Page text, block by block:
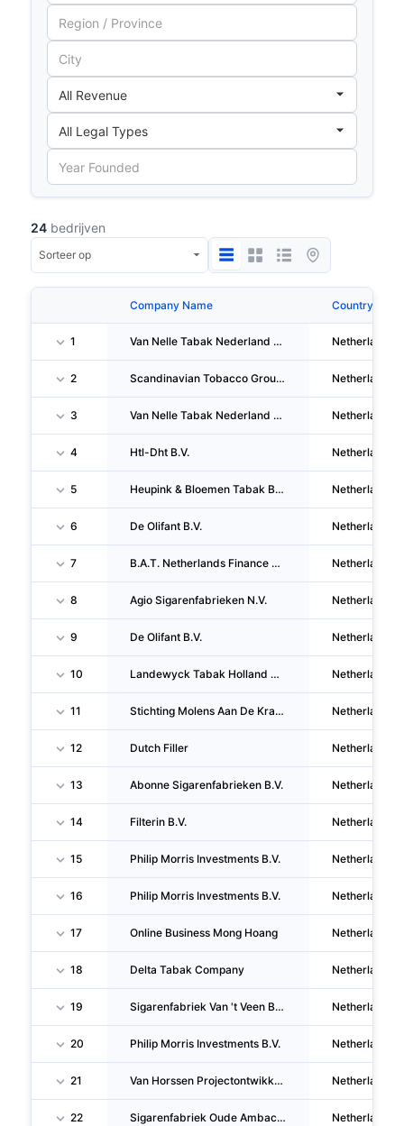
24 bedrijven
Company Name Country
1 Van Nelle Tabak Nederland B.V. Netherlands
2 Scandinavian Tobacco Group Eersel B.V. Netherlands
3 Van Nelle Tabak Nederland B.V. Netherlands
4 Htl-Dht B.V. Netherlands
5 Heupink & Bloemen Tabak B.V. Netherlands
6 De Olifant B.V. Netherlands
7 B.A.T. Netherlands Finance B.V. Netherlands
8 Agio Sigarenfabrieken N.V. Netherlands
9 De Olifant B.V. Netherlands
10 Landewyck Tabak Holland B.V. Netherlands
11 Stichting Molens Aan De Kralingse Plas Netherlands
12 Dutch Filler Netherlands
13 Abonne Sigarenfabrieken B.V. Netherlands
14 Filterin B.V. Netherlands
15 Philip Morris Investments B.V. Netherlands
16 Philip Morris Investments B.V. Netherlands
17 Online Business Mong Hoang Netherlands
18 Delta Tabak Company Netherlands
19 Sigarenfabriek Van 't Veen B.V. Netherlands
20 Philip Morris Investments B.V. Netherlands
21 Van Horssen Projectontwikkeling B.V. Netherlands
22 Sigarenfabriek Oude Ambacht B.V. Netherlands